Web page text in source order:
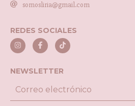
somosliria@gmail.com
REDES SOCIALES
NEWSLETTER